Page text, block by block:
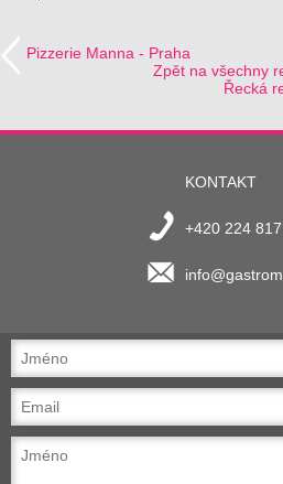
Pizzerie Manna - Praha
Zpět na všechny
Řecká
KONTAKT
+420 224